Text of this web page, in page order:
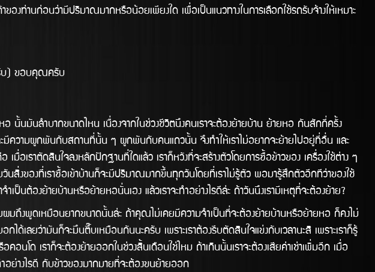
งท่านก่อนว่ามีปริมาณมากหรือน้อยเพียงใด เพื่อเป็นแนวทางในการเลือกใช้รถรับจ้างให้เหมาะ
บ) ขอบคุณครับ
นลำบากขนาดไหน เนื่องจากในช่วงชีวิตนึงคนเราจะต้องย้ายบ้าน ย้ายหอ กันสักกี่ครั้ง
จะมีความผูกพันกับสถานที่นั้น ๆ ผูกพันกับคนแถวนั้น จึงทำให้เราไม่อยากจะย้ายไปอยู่ที่อื่น และ
อเราตัดสินใจลงหลักปักฐานที่ใดแล้ว เราก็หวังที่จะสร้างตัวโดยการซื้อข้าวของ เครื่องใช้ต่าง ๆ
นสิ่งของที่เราซื้อเข้าบ้านก็จะมีปริมาณมากขึ้นทุกวันโดยที่เราไม่รู้ตัว พอมารู้สึกตัวอีกทีว่าของใช้
เป็นต้องย้ายบ้านหรือย้ายหอนั่นเอง แล้วเราจะทำอย่างไรดีล้่ะ ถ้าวันนึงเรามีเหตุที่จะต้องย้าย?
เหมือนยากขนาดนั้นล่ะ ถ้าคุณไม่เคยมีความจำเป็นที่จะต้องย้ายบ้านหรือย้ายหอ ก็คงไม่
เลยว่ามันก็จะมึนตึ๊บเหมือนกันนะครับ เพราะเราต้องรีบตัดสินใจแข่งกับเวลานะสิ เพราะเราก็รู้
นโด เราก็จะต้องย้ายออกในช่่วงสิ้นเดือนใช่ไหม ถ้าเกินนั้นเราจะต้องเสียค่าเช่าเพิ่มอีก เมื่อ
ำอย่างไรดี กับข้าวของมากมายที่จะต้องขนย้ายออก